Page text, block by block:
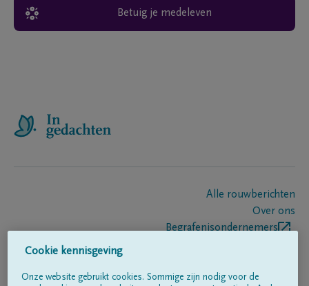
Betuig je medeleven
Alle rouwberichten
Over ons
Begrafenisondernemers
Cookie kennisgeving
Onze website gebruikt cookies. Sommige zijn nodig voor de